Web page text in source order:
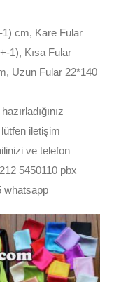
cm, Kare Fular
1), Kısa Fular
Uzun Fular 22*140
lütfen iletişim
ve telefon
5450110 pbx
whatsapp